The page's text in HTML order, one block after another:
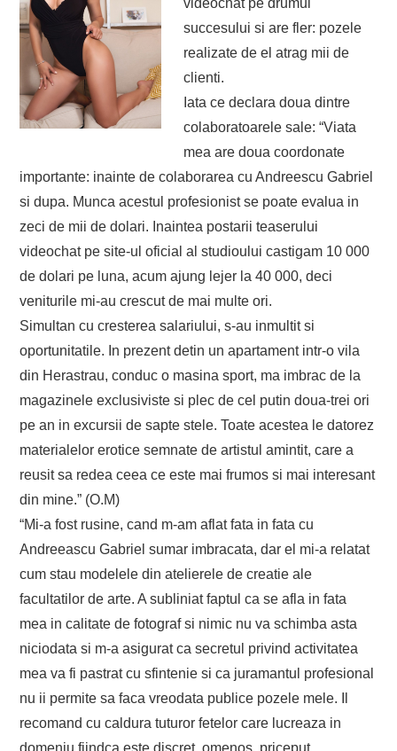
videochat pe drumul
succesului si are fler: pozele
realizate de el atrag mii de
clienti.
Iata ce declara doua dintre
colaboratoarele sale: “Viata
mea are doua coordonate
importante: inainte de colaborarea cu Andreescu Gabriel
si dupa. Munca acestul profesionist se poate evalua in
zeci de mii de dolari. Inaintea postarii teaserului
videochat pe site-ul oficial al studioului castigam 10 000
de dolari pe luna, acum ajung lejer la 40 000, deci
veniturile mi-au crescut de mai multe ori.
Simultan cu cresterea salariului, s-au inmultit si
oportunitatile. In prezent detin un apartament intr-o vila
din Herastrau, conduc o masina sport, ma imbrac de la
magazinele exclusiviste si plec de cel putin doua-trei ori
pe an in excursii de sapte stele. Toate acestea le datorez
materialelor erotice semnate de artistul amintit, care a
reusit sa redea ceea ce este mai frumos si mai interesant
din mine.” (O.M)
“Mi-a fost rusine, cand m-am aflat fata in fata cu
Andreeascu Gabriel sumar imbracata, dar el mi-a relatat
cum stau modelele din atelierele de creatie ale
facultatilor de arte. A subliniat faptul ca se afla in fata
mea in calitate de fotograf si nimic nu va schimba asta
niciodata si m-a asigurat ca secretul privind activitatea
mea va fi pastrat cu sfintenie si ca juramantul profesional
nu ii permite sa faca vreodata publice pozele mele. Il
recomand cu caldura tuturor fetelor care lucreaza in
domeniu fiindca este discret, omenos, priceput.